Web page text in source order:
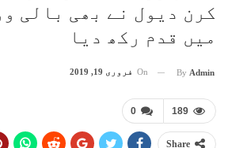
کرن دیول نے بھی بالی
میں قدم رکھ دیا
By Admin
On فروری 19, 2019
0 189
Share